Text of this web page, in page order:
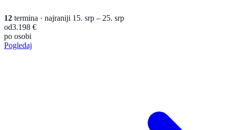
12 termina · najraniji 15. srp – 25. srp
od3.198 €
po osobi
Pogledaj